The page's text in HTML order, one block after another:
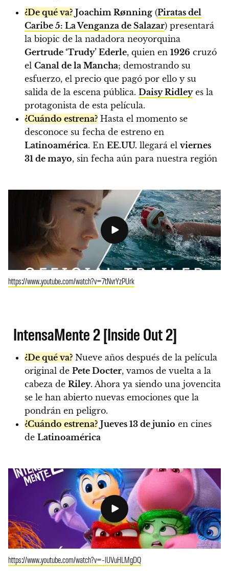
¿De qué va? Joachim Rønning (Piratas del
Caribe 5: La Venganza de Salazar) presentará
la biopic de la nadadora neoyorquina
Gertrude ‘Trudy’ Ederle, quien en 1926 cruzó
el Canal de la Mancha; demostrando su
esfuerzo, el precio que pagó por ello y su
salida de la escena pública. Daisy Ridleyes la
protagonista de esta película.
¿Cuándo estrena? Hasta el momento se
desconoce su fecha de estreno en
Latinoamérica. En EE.UU. llegará el viernes
31 de mayo, sin fecha aún para nuestra región
https://www.youtube.com/watch?v=7tNvrYzPUrk
IntensaMente 2 [Inside Out 2]
¿De qué va? Nueve años después de la película
original de Pete Docter, vamos de vuelta a la
cabeza de Riley. Ahora ya siendo una jovencita
se le han abierto nuevas emociones que la
pondrán en peligro.
¿Cuándo estrena? Jueves 13 de junio en cines
de Latinoamérica
https://www.youtube.com/watch?v=-lUVuHLMgDQ